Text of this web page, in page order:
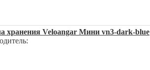
хранения Veloangar Мини vn3-dark-blue